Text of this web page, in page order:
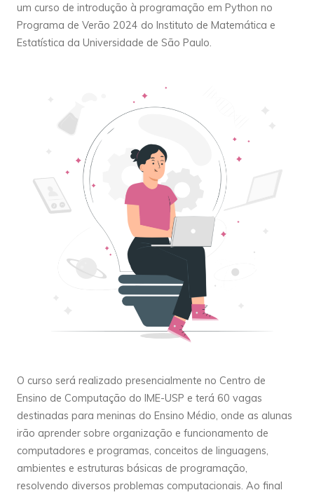
um curso de introdução à programação em Python no
Programa de Verão 2024 do Instituto de Matemática e
Estatística da Universidade de São Paulo.
O curso será realizado presencialmente no Centro de
Ensino de Computação do IME-USP e terá 60 vagas
destinadas para meninas do Ensino Médio, onde as alunas
irão aprender sobre organização e funcionamento de
computadores e programas, conceitos de linguagens,
ambientes e estruturas básicas de programação,
resolvendo diversos problemas computacionais. Ao final